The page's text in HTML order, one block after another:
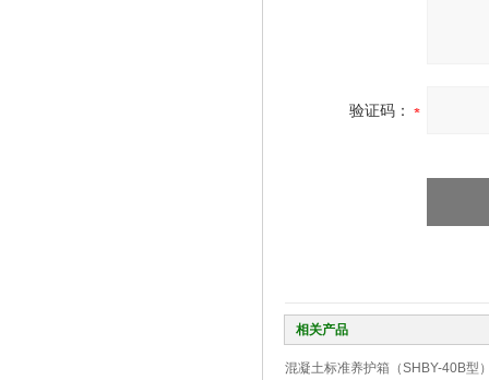
验证码：
相关产品
混凝土标准养护箱（SHBY-40B型